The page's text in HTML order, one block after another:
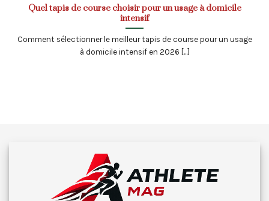
Quel tapis de course choisir pour un usage à domicile
intensif
Comment sélectionner le meilleur tapis de course pour un usage
à domicile intensif en 2026 [...]